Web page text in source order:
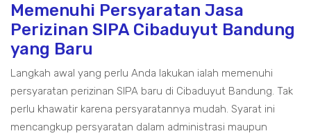
Memenuhi Persyaratan Jasa
Perizinan SIPA Cibaduyut Bandung
yang Baru
Langkah awal yang perlu Anda lakukan ialah memenuhi
persyaratan perizinan SIPA baru di Cibaduyut Bandung. Tak
perlu khawatir karena persyaratannya mudah. Syarat ini
mencangkup persyaratan dalam administrasi maupun